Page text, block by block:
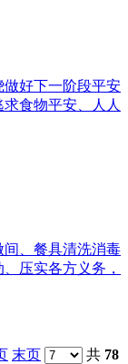
好下一阶段平安
食物平安、人人
、餐具清洗消毒
压实各方义务，
末页 共 78